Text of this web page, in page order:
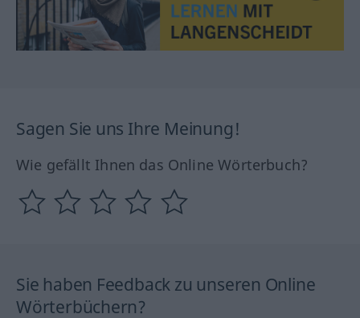
Sagen Sie uns Ihre Meinung!
Wie gefällt Ihnen das Online Wörterbuch?
Sie haben Feedback zu unseren Online
Wörterbüchern?